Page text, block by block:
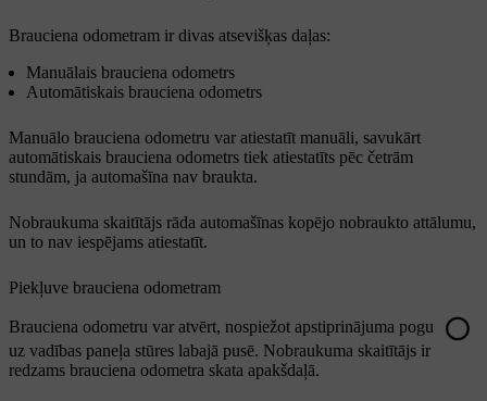
Brauciena odometram ir divas atsevišķas daļas:
Manuālais brauciena odometrs
Automātiskais brauciena odometrs
Manuālo brauciena odometru var atiestatīt manuāli, savukārt
automātiskais brauciena odometrs tiek atiestatīts pēc četrām
stundām, ja automašīna nav braukta.
Nobraukuma skaitītājs rāda automašīnas kopējo nobraukto attālumu,
un to nav iespējams atiestatīt.
Piekļuve brauciena odometram
Brauciena odometru var atvērt, nospiežot apstiprinājuma pogu
uz vadības paneļa stūres labajā pusē. Nobraukuma skaitītājs ir
redzams brauciena odometra skata apakšdaļā.